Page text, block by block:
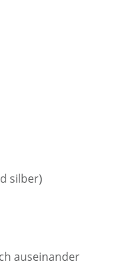
silber)
auseinander